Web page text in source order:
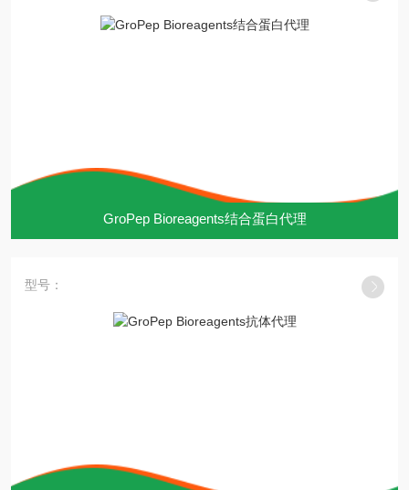
GroPep Bioreagents结合蛋白代理
型号：